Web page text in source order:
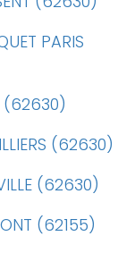
PARIS
(62630)
(62630)
(62630)
(62155)